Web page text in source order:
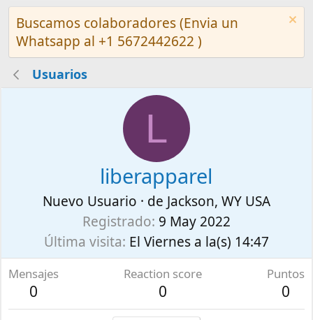
Buscamos colaboradores (Envia un
Whatsapp al +1 5672442622 )
Usuarios
L
liberapparel
Nuevo Usuario · de Jackson, WY USA
Registrado 9 May 2022
Última visita El Viernes a la(s) 14:47
Mensajes
0
Reaction score
0
Puntos
0